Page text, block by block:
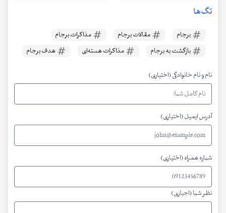
تگ‌ها
برجام مقالات برجام
مذاکرات برجام
بازگشت به برجام
مذاکرات هسته‌ای هدف برجام
نام و نام خانوادگی (اختیاری)
آدرس ایمیل (اختیاری)
شماره همراه (اختیاری)
نظر شما (اجباری)